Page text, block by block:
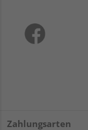
Zahlungsarten